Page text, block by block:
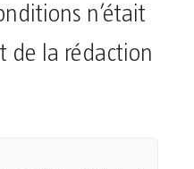
n’était
de la rédaction